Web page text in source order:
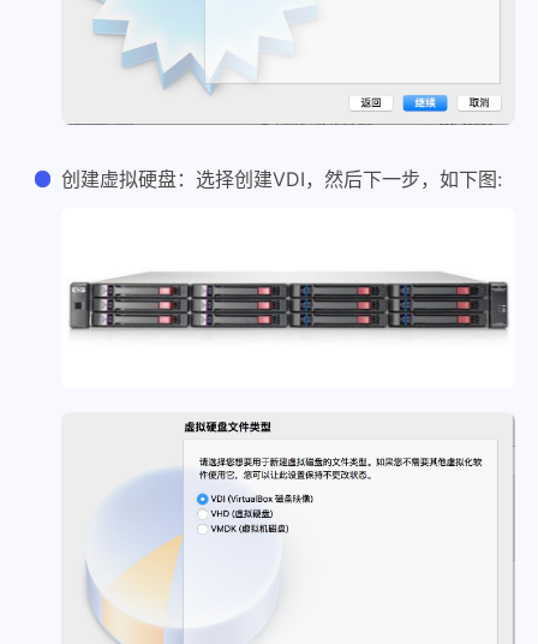
创建虚拟硬盘：选择创建VDI，然后下一步，如下图: